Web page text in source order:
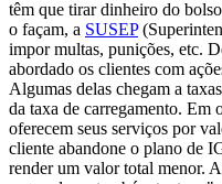
têm que tirar dinheiro do
o façam, a SUSEP
impor multas, punições, etc.
abordado os clientes com
Algumas delas chegam a
da taxa de carregamento. Em
oferecem seus serviços por
cliente abandone o plano de
render um valor total menor.